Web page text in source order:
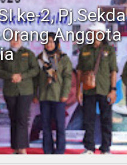
ke-2, Pj.Sekda
Anggota